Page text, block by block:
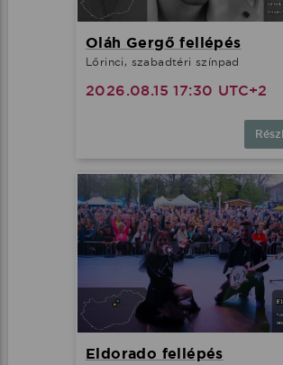
Oláh Gergő fellépés
Lőrinci, szabadtéri színpad
2026.08.15 17:30 UTC+2
Eldorado fellépés